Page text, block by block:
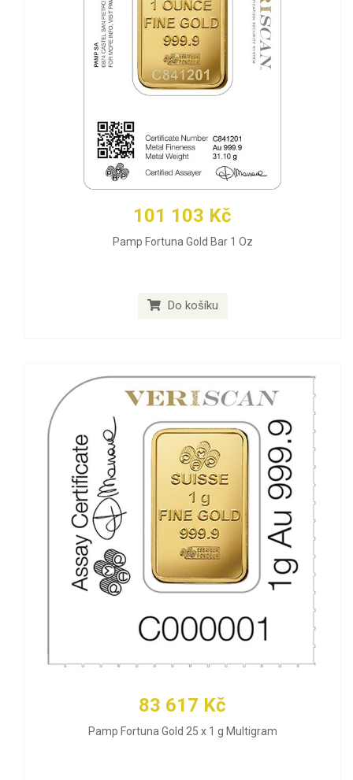
101 103 Kč
Pamp Fortuna Gold Bar 1 Oz
Do košíku
83 617 Kč
Pamp Fortuna Gold 25 x 1 g Multigram